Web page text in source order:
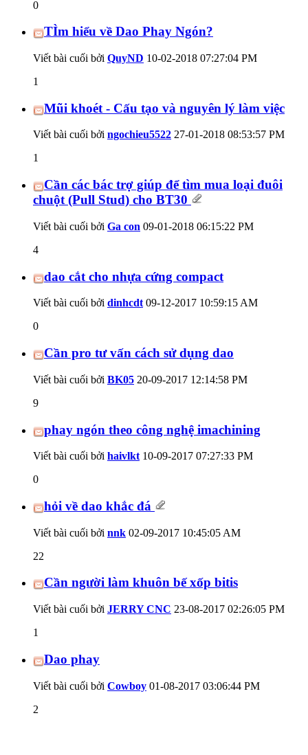
0
TÌm hiểu về Dao Phay Ngón?
Viết bài cuối bởi QuyND 10-02-2018 07:27:04 PM
1
Mũi khoét - Cấu tạo và nguyên lý làm việc
Viết bài cuối bởi ngochieu5522 27-01-2018 08:53:57 PM
1
Cần các bác trợ giúp để tìm mua loại đuôi
chuột (Pull Stud) cho BT30
Viết bài cuối bởi Ga con 09-01-2018 06:15:22 PM
4
dao cắt cho nhựa cứng compact
Viết bài cuối bởi dinhcdt 09-12-2017 10:59:15 AM
0
Cần pro tư vấn cách sử dụng dao
Viết bài cuối bởi BK05 20-09-2017 12:14:58 PM
9
phay ngón theo công nghệ imachining
Viết bài cuối bởi haivlkt 10-09-2017 07:27:33 PM
0
hỏi về dao khắc đá
Viết bài cuối bởi nnk 02-09-2017 10:45:05 AM
22
Cần người làm khuôn bế xốp bitis
Viết bài cuối bởi JERRY CNC 23-08-2017 02:26:05 PM
1
Dao phay
Viết bài cuối bởi Cowboy 01-08-2017 03:06:44 PM
2